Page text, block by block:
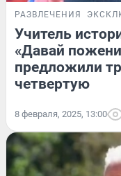
РАЗВЛЕЧЕНИЯ
Учитель
«Давай
предложили
четвертую
8 февраля, 2025, 13:00